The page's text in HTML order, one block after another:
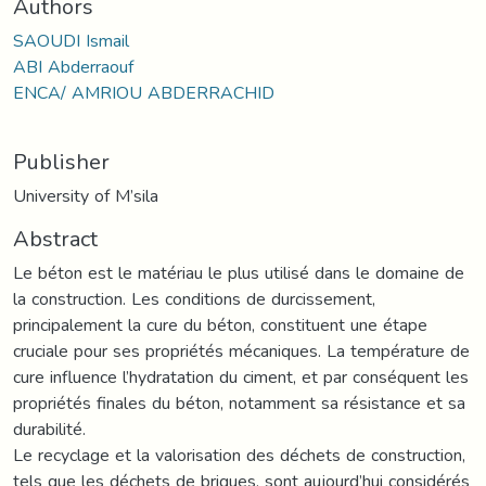
SAOUDI Ismail
ABI Abderraouf
ENCA/ AMRIOU ABDERRACHID
Publisher
University of M’sila
Abstract
Le béton est le matériau le plus utilisé dans le domaine de
la construction. Les conditions de durcissement,
principalement la cure du béton, constituent une étape
cruciale pour ses propriétés mécaniques. La température de
cure influence l’hydratation du ciment, et par conséquent les
propriétés finales du béton, notamment sa résistance et sa
durabilité.
Le recyclage et la valorisation des déchets de construction,